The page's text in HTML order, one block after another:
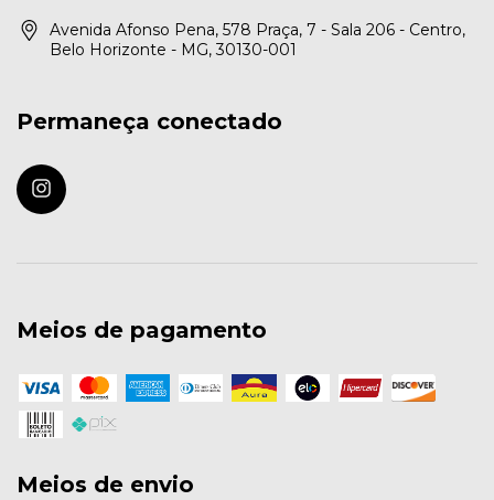
Avenida Afonso Pena, 578 Praça, 7 - Sala 206 - Centro,
Belo Horizonte - MG, 30130-001
Permaneça conectado
Meios de pagamento
Meios de envio